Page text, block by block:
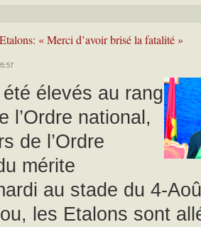
« Merci d’avoir brisé la fatalité »
élevés au rang
l’Ordre national,
de l’Ordre
mérite
au stade du 4-
les Etalons sont